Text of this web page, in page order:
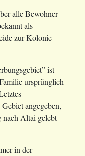
alle Bewohner
als
zur Kolonie
ist
ursprünglich
angegeben,
nach Altai gelebt
in der